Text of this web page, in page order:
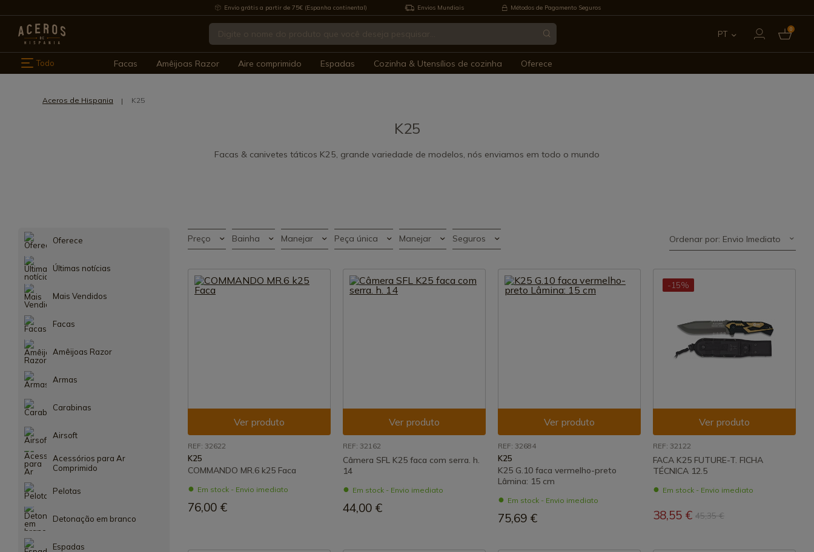
Envio grátis a partir de 75€ (Espanha continental) Envios Mundiais Métodos de Pagamento Seguros
PT 0
Todo Facas Amêijoas Razor Aire comprimido Espadas Cozinha & Utensílios de cozinha Oferece
Aceros de Hispania K25
K25
Facas & canivetes táticos K25, grande variedade de modelos, nós enviamos em todo o mundo
Oferece
Últimas notícias
Mais Vendidos
Facas
Amêijoas Razor
Armas
Carabinas
Airsoft
Acessórios para Ar
Comprimido
Pelotas
Detonação em branco
Espadas
Preço Bainha Manejar Peça única Manejar Seguros Ordenar por: Envio Imediato
Ver produto
REF: 32622
K25
COMMANDO MR.6 k25 Faca
Em stock - Envio imediato
76,00 €
Ver produto
REF: 32162
Câmera SFL K25 faca com serra. h.
14
Em stock - Envio imediato
44,00 €
Ver produto
REF: 32684
K25
K25 G.10 faca vermelho-preto
Lâmina: 15 cm
Em stock - Envio imediato
75,69 €
-15%
Ver produto
REF: 32122
FACA K25 FUTURE-T. FICHA
TÉCNICA 12.5
Em stock - Envio imediato
38,55 € 45,35 €